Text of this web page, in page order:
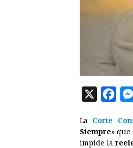
X
c
e
La Corte
Siempre»
impide la